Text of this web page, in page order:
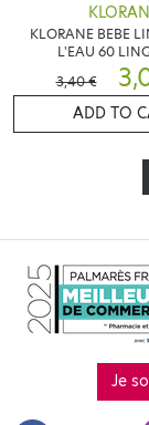
KLORANE BEBE
L'EAU 60
3,40 €
ADD TO
Je